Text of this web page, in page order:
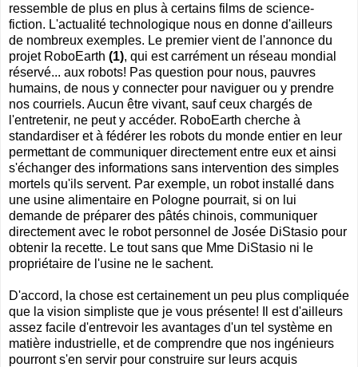
ressemble de plus en plus à certains films de science-
fiction. L'actualité technologique nous en donne d'ailleurs
de nombreux exemples. Le premier vient de l'annonce du
projet RoboEarth (1), qui est carrément un réseau mondial
réservé... aux robots! Pas question pour nous, pauvres
humains, de nous y connecter pour naviguer ou y prendre
nos courriels. Aucun être vivant, sauf ceux chargés de
l'entretenir, ne peut y accéder. RoboEarth cherche à
standardiser et à fédérer les robots du monde entier en leur
permettant de communiquer directement entre eux et ainsi
s'échanger des informations sans intervention des simples
mortels qu'ils servent. Par exemple, un robot installé dans
une usine alimentaire en Pologne pourrait, si on lui
demande de préparer des pâtés chinois, communiquer
directement avec le robot personnel de Josée DiStasio pour
obtenir la recette. Le tout sans que Mme DiStasio ni le
propriétaire de l'usine ne le sachent.
D'accord, la chose est certainement un peu plus compliquée
que la vision simpliste que je vous présente! Il est d'ailleurs
assez facile d'entrevoir les avantages d'un tel système en
matière industrielle, et de comprendre que nos ingénieurs
pourront s'en servir pour construire sur leurs acquis